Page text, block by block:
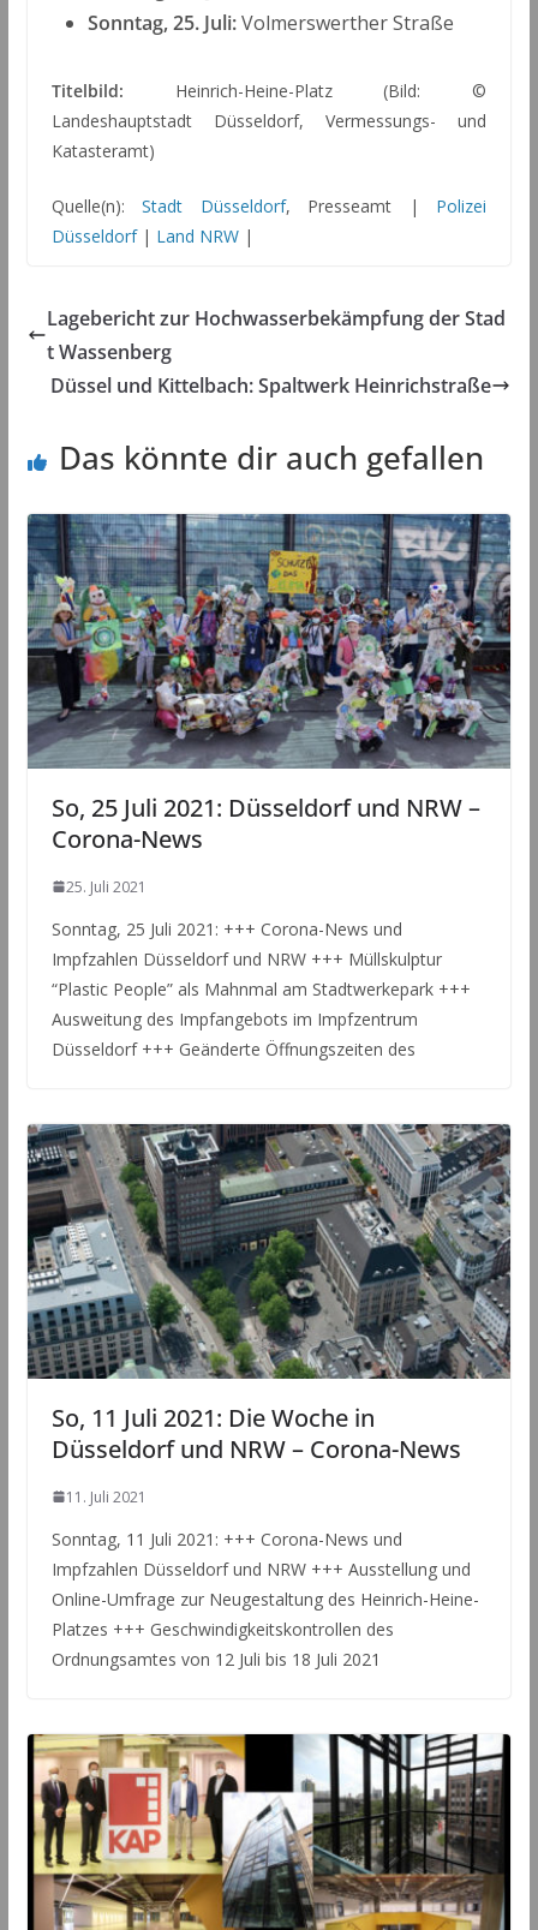
Sonntag, 25. Juli:Volmerswerther Straße
Titelbild: Heinrich-Heine-Platz (Bild: ©
Landeshauptstadt Düsseldorf, Vermessungs- und
Katasteramt)
Quelle(n):Stadt Düsseldorf, Presseamt | Polizei
Düsseldorf| Land NRW|
Lagebericht zur Hochwasserbekämpfung der Stad
t Wassenberg
Düssel und Kittelbach: Spaltwerk Heinrichstraße
Das könnte dir auch gefallen
So, 25 Juli 2021: Düsseldorf und NRW –
Corona-News
25. Juli 2021
Sonntag, 25 Juli 2021: +++ Corona-News und
Impfzahlen Düsseldorf und NRW +++ Müllskulptur
“Plastic People” als Mahnmal am Stadtwerkepark +++
Ausweitung des Impfangebots im Impfzentrum
Düsseldorf +++ Geänderte Öffnungszeiten des
So, 11 Juli 2021: Die Woche in
Düsseldorf und NRW – Corona-News
11. Juli 2021
Sonntag, 11 Juli 2021: +++ Corona-News und
Impfzahlen Düsseldorf und NRW +++ Ausstellung und
Online-Umfrage zur Neugestaltung des Heinrich-Heine-
Platzes +++ Geschwindigkeitskontrollen des
Ordnungsamtes von 12 Juli bis 18 Juli 2021